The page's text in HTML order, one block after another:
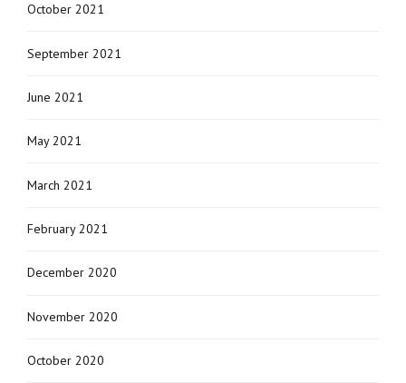
October 2021
September 2021
June 2021
May 2021
March 2021
February 2021
December 2020
November 2020
October 2020